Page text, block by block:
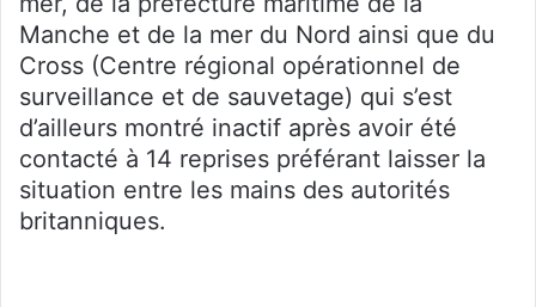
Manche et de la mer du Nord ainsi que du
Cross (Centre régional opérationnel de
surveillance et de sauvetage) qui s’est
d’ailleurs montré inactif après avoir été
contacté à 14 reprises préférant laisser la
situation entre les mains des autorités
britanniques.